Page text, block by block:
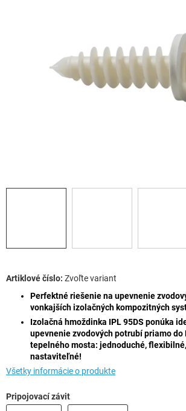
Pripojovací závit
Perfektné riešenie na upevnenie
vonkajších izolačných kompozitných
Izolačná hmoždinka IPL 95DS ponúka
upevnenie zvodových potrubí priamo do
tepelného mosta: jednoduché,
nastaviteľné!
Všetky informácie o produkte
Zvoľte variant